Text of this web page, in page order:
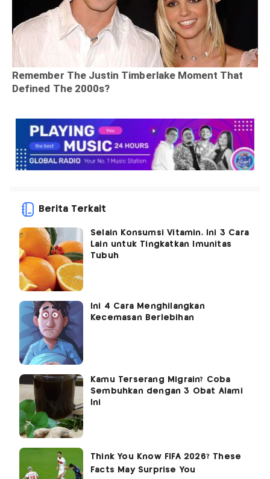
Berita Terkait
Selain Konsumsi Vitamin, Ini 3 Cara
Lain untuk Tingkatkan Imunitas
Tubuh
Ini 4 Cara Menghilangkan
Kecemasan Berlebihan
Kamu Terserang Migrain? Coba
Sembuhkan dengan 3 Obat Alami
Ini